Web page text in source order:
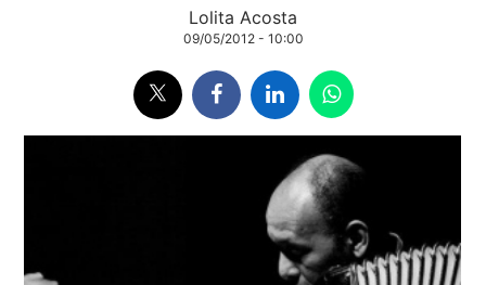
Lolita Acosta
09/05/2012 - 10:00